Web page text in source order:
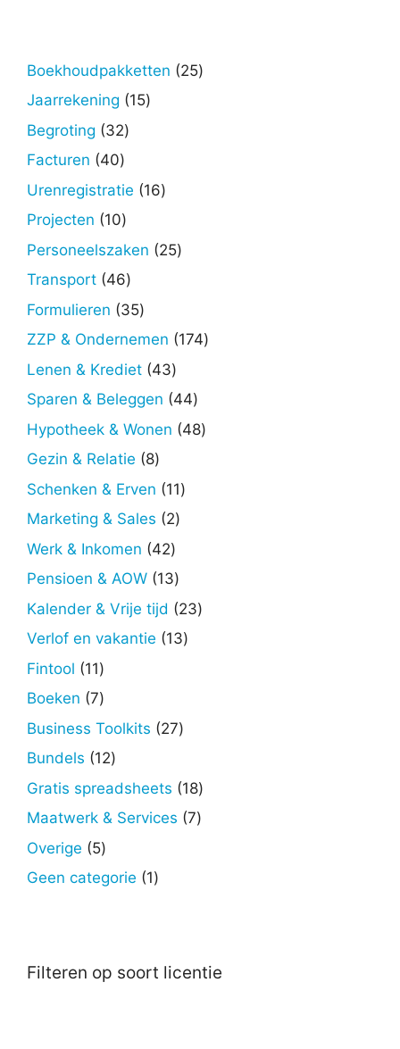
Boekhoudpakketten 2525
Jaarrekening 1515
Begroting 3232
Facturen 4040
producten
Urenregistratie 1616
Projecten 1010
producten
Personeelszaken 2525
Transport 4646
producten
Formulieren 3535
producten
ZZP & Ondernemen 174174
Lenen & Krediet 4343
producten
Sparen & Beleggen 4444
producten
Hypotheek & Wonen 4848
Gezin & Relatie 88
producten
Schenken & Erven 1111
Marketing & Sales 22
Werk & Inkomen 4242
producten
Pensioen & AOW 1313
producten
Kalender & Vrije tijd 2323
Verlof en vakantie 1313
Fintool 1111
producten
Boeken 77
producten
Business Toolkits 2727
Bundels 1212
producten
Gratis spreadsheets 1818
producten
Maatwerk & Services 77
Overige 55
producten
Geen categorie 11
Filteren op soort licentie